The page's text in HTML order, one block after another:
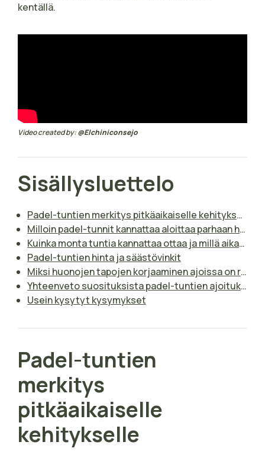
kentällä.
Video created by:@Elchiniconsejo
Sisällysluettelo
Padel-tuntien merkitys pitkäaikaiselle kehitykselle
Milloin padel-tunnit kannattaa aloittaa parhaan hyödyn saamiseksi
Kuinka monta tuntia kannattaa ottaa ja millä aikavälillä
Padel-tuntien hinta ja säästövinkit
Miksi huonojen tapojen korjaaminen ajoissa on ratkaisevaa padelissa
Yhteenveto suosituksista padel-tuntien ajoitukseen ja tiheyteen
Usein kysytyt kysymykset
Padel-tuntien
merkitys
pitkäaikaiselle
kehitykselle